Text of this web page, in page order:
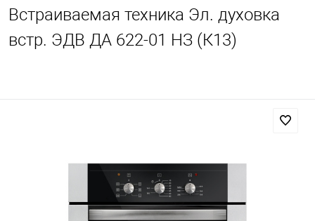
Встраиваемая техника Эл. духовка
встр. ЭДВ ДА 622-01 НЗ (К13)